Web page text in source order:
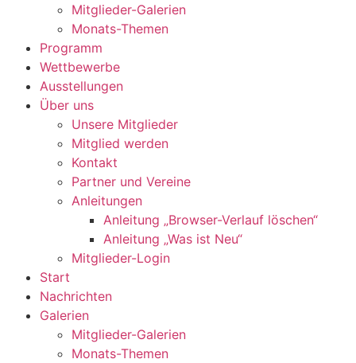
Mitglieder-Galerien
Monats-Themen
Programm
Wettbewerbe
Ausstellungen
Über uns
Unsere Mitglieder
Mitglied werden
Kontakt
Partner und Vereine
Anleitungen
Anleitung „Browser-Verlauf löschen“
Anleitung „Was ist Neu“
Mitglieder-Login
Start
Nachrichten
Galerien
Mitglieder-Galerien
Monats-Themen